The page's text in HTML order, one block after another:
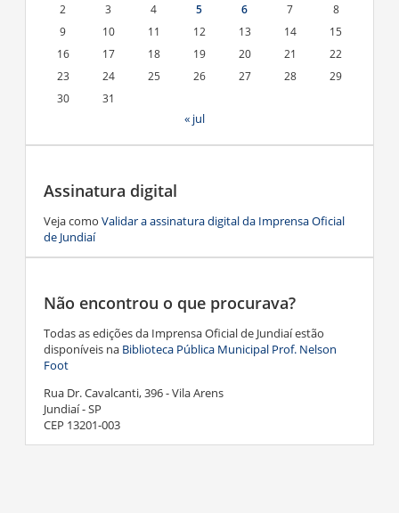
2
3 4 5 6 7
8
9
10 11 12 13 14
15
16
17 18 19 20 21
22
23
24 25 26 27 28
29
30
31
« jul
Assinatura digital
Veja como Validar a assinatura digital da Imprensa Oficial
de Jundiaí
Não encontrou o que procurava?
Todas as edições da Imprensa Oficial de Jundiaí estão
disponíveis na Biblioteca Pública Municipal Prof. Nelson
Foot
Rua Dr. Cavalcanti, 396 - Vila Arens
Jundiaí - SP
CEP 13201-003